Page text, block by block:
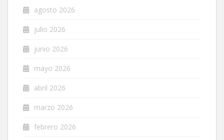
agosto 2026
julio 2026
junio 2026
mayo 2026
abril 2026
marzo 2026
febrero 2026